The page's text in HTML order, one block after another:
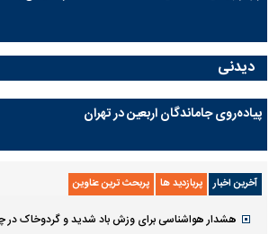
دیدنی
پیاده‌روی جاماندگان اربعین در تهران
آخرین اخبار پربازدید ها پربحث ترین عناوین
هشدار هواشناسی برای وزش باد شدید و گردوخاک در